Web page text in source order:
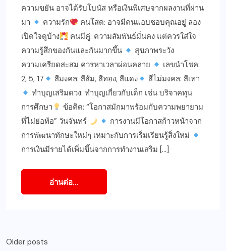
ความขยัน อาจได้รับโบนัส หรือเงินพิเศษจากผลงานที่ผ่าน
มา
ความรัก
คนโสด: อาจมีคนแอบชอบคุณอยู่ ลอง
เปิดใจดูบ้าง
คนมีคู่: ความสัมพันธ์มั่นคง แต่ควรใส่ใจ
ความรู้สึกของกันและกันมากขึ้น
สุขภาพระวัง
ความเครียดสะสม ควรหาเวลาผ่อนคลาย
เลขนำโชค:
2, 5, 17
สีมงคล: สีส้ม, สีทอง, สีแดง
สีไม่มงคล: สีเทา
ทำบุญเสริมดวง: ทำบุญเกี่ยวกับเด็ก เช่น บริจาคทุน
การศึกษา
ข้อคิด: “โอกาสมักมาพร้อมกับความพยายาม
ที่ไม่ย่อท้อ” วันจันทร์
การงานมีโอกาสก้าวหน้าจาก
การพัฒนาทักษะใหม่ๆ เหมาะกับการเริ่มเรียนรู้สิ่งใหม่
การเงินมีรายได้เพิ่มขึ้นจากการทำงานเสริม […]
อ่านต่อ...
Older posts